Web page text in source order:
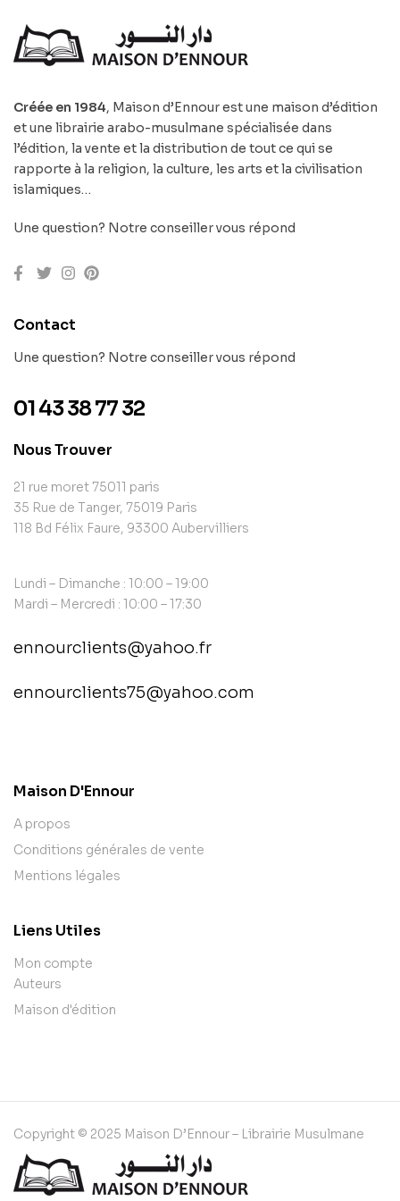
Créée en 1984, Maison d’Ennour est une maison d’édition
et une librairie arabo-musulmane spécialisée dans
l’édition, la vente et la distribution de tout ce qui se
rapporte à la religion, la culture, les arts et la civilisation
islamiques…
Une question? Notre conseiller vous répond
Contact
Une question? Notre conseiller vous répond
01 43 38 77 32
Nous Trouver
21 rue moret 75011 paris
35 Rue de Tanger, 75019 Paris
118 Bd Félix Faure, 93300 Aubervilliers
Lundi – Dimanche : 10:00 – 19:00
Mardi – Mercredi : 10:00 – 17:30
ennourclients@yahoo.fr
ennourclients75@yahoo.com
Maison D'Ennour
A propos
Conditions générales de vente
Mentions légales
Liens Utiles
Mon compte
Auteurs
Maison d'édition
Copyright © 2025 Maison D’Ennour – Librairie Musulmane